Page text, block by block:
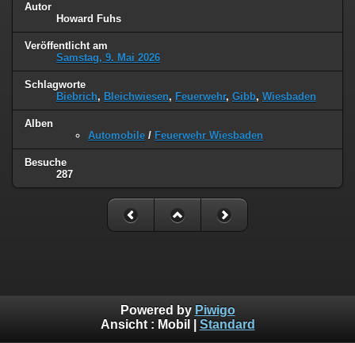
Autor
Howard Fuhs
Veröffentlicht am
Samstag, 9. Mai 2026
Schlagworte
Biebrich, Bleichwiesen, Feuerwehr, Gibb, Wiesbaden
Alben
Automobile / Feuerwehr Wiesbaden
Besuche
287
Powered by Piwigo
Ansicht : Mobil Standard